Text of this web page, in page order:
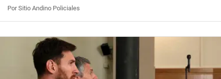
Por Sitio Andino Policiales